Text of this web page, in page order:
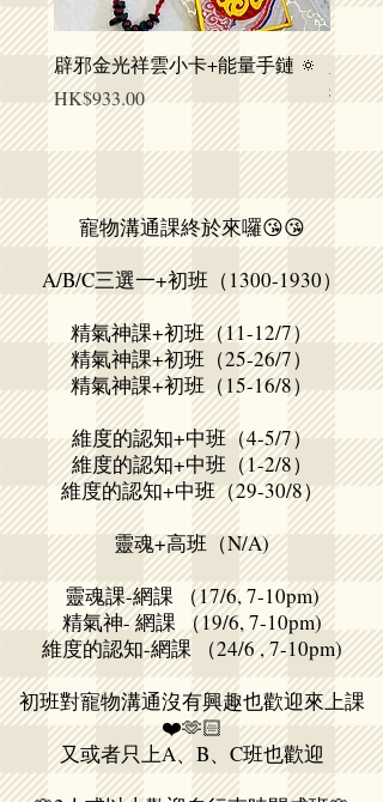
辟邪金光祥雲小卡+能量手鏈 🔅
價格
HK$933.00
人寵
提升健
價格
寵物溝通課終於來囉😘😘
A/B/C三選一+初班（1300-1930）
精氣神課+初班（11-12/7）
精氣神課+初班（25-26/7）
精氣神課+初班（15-16/8）
維度的認知+中班（4-5/7）
維度的認知+中班（1-2/8）
維度的認知+中班（29-30/8）
靈魂+高班（N/A)
靈魂課-網課 （17/6, 7-10pm)
精氣神- 網課 （19/6, 7-10pm)
維度的認知-網課 （24/6 , 7-10pm)
初班對寵物溝通沒有興趣也歡迎來上課
❤️🫶🏻
又或者只上A、B、C班也歡迎